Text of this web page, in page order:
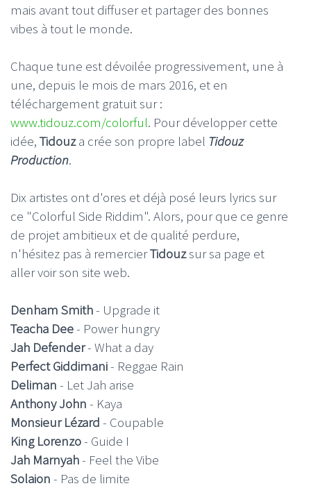
mais avant tout diffuser et partager des bonnes
vibes à tout le monde.
Chaque tune est dévoilée progressivement, une à
une, depuis le mois de mars 2016, et en
téléchargement gratuit sur :
www.tidouz.com/colorful. Pour développer cette
idée, Tidouza crée son propre label Tidouz
Production.
Dix artistes ont d'ores et déjà posé leurs lyrics sur
ce "Colorful Side Riddim". Alors, pour que ce genre
de projet ambitieux et de qualité perdure,
n'hésitez pas à remercierTidouzsur sa page et
aller voir son site web.
Denham Smith- Upgrade it
Teacha Dee- Power hungry
Jah Defender- What a day
Perfect Giddimani- Reggae Rain
Deliman - Let Jah arise
Anthony John - Kaya
Monsieur Lézard - Coupable
King Lorenzo- Guide I
Jah Marnyah- Feel the Vibe
Solaion - Pas de limite